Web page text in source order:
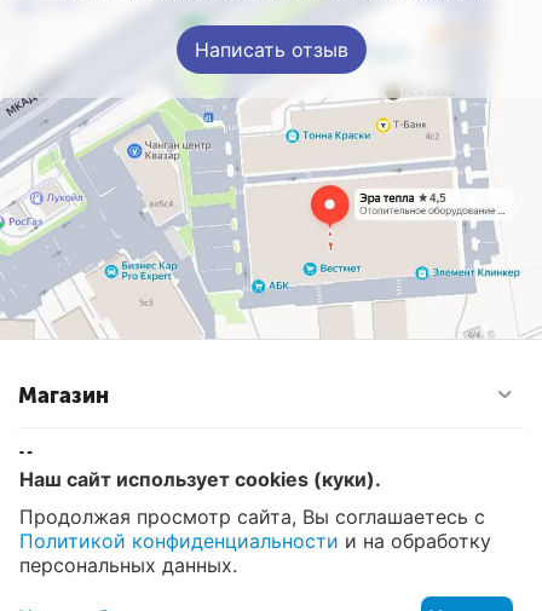
Написать отзыв
Магазин
Контакты
© 2008 - 2026 Эра Тепла. Интернет магазин отопительных
систем и водоснабжения в Москве
Наш сайт использует cookies (куки).
Продолжая просмотр сайта, Вы соглашаетесь с
Политикой конфиденциальности и на обработку
персональных данных.